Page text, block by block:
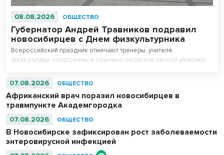
08.08.2026 ОБЩЕСТВО
Губернатор Андрей Травников подравил
новосибирцев с Днем физкультурника
Всероссийский праздник отмечают тренеры, учителя
физкультуры, спортсмены и обычные любители легкой атлетики.
07.08.2026 ОБЩЕСТВО
Африканский врач поразил новосибирцев в
травмпункте Академгородка
07.08.2026 ОБЩЕСТВО
В Новосибирске зафиксирован рост заболеваемости
энтеровирусной инфекцией